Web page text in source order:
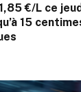
€/L ce
15